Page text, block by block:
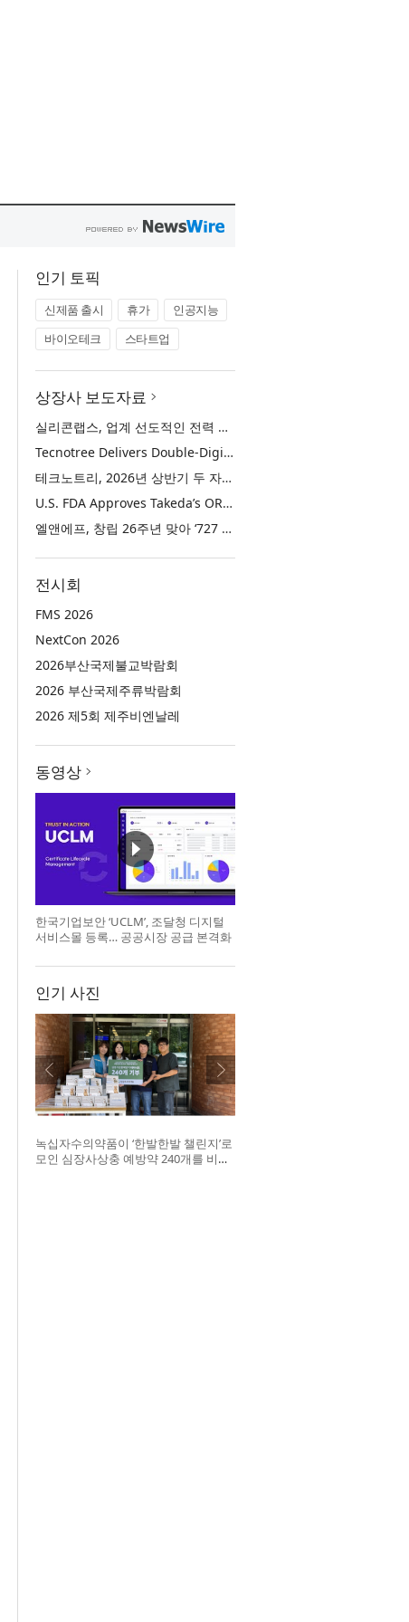
인기 토픽
신제품 출시 휴가
인공지능
바이오테크
스타트업
상장사 보도자료
실리콘랩스, 업계 선도적인 전력 효율·보안·통합성을 갖춘 초저전력 블루투스 LE SoC ‘BG2B’ 공개
Tecnotree Delivers Double-Digit Profit Growth and Accelerated Deployment Momentum in H1 2026
테크노트리, 2026년 상반기 두 자릿수 이익 성장 및 글로벌 구축 가속화
U.S. FDA Approves Takeda’s ORZEYFUL™ (oveporexton), the First and Only Medicine to Treat the Underlying Cause of Narcolepsy Type 1
엘앤에프, 창립 26주년 맞아 ‘727 희망박스’ 나눔 캠페인 진행… 임직원과 함께 대구 지역사회 상생 실천
전시회
FMS 2026
NextCon 2026
2026부산국제불교박람회
2026 부산국제주류박람회
2026 제5회 제주비엔날레
동영상
한국기업보안 ‘UCLM’, 조달청 디지털
서비스몰 등록… 공공시장 공급 본격화
인기 사진
녹십자수의약품이 ‘한발한발 챌린지’로
모인 심장사상충 예방약 240개를 비글